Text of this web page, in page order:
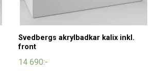
Svedbergs akrylbadkar kalix inkl.
front
14 690:-